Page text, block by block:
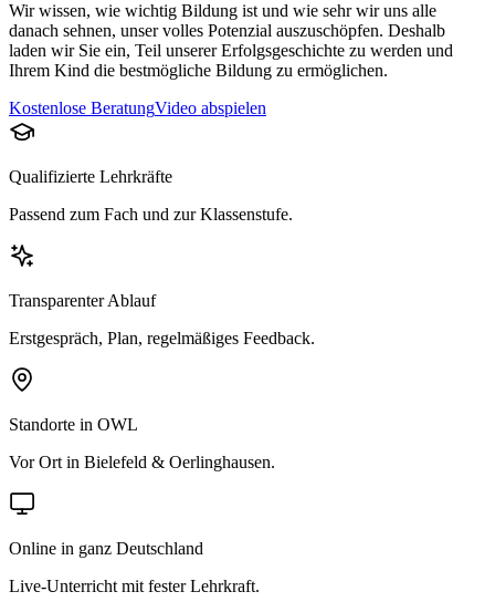
Wir wissen, wie wichtig Bildung ist und wie sehr wir uns alle
danach sehnen, unser volles Potenzial auszuschöpfen. Deshalb
laden wir Sie ein, Teil unserer Erfolgsgeschichte zu werden und
Ihrem Kind die bestmögliche Bildung zu ermöglichen.
Kostenlose BeratungVideo abspielen
Qualifizierte Lehrkräfte
Passend zum Fach und zur Klassenstufe.
Transparenter Ablauf
Erstgespräch, Plan, regelmäßiges Feedback.
Standorte in OWL
Vor Ort in Bielefeld & Oerlinghausen.
Online in ganz Deutschland
Live-Unterricht mit fester Lehrkraft.